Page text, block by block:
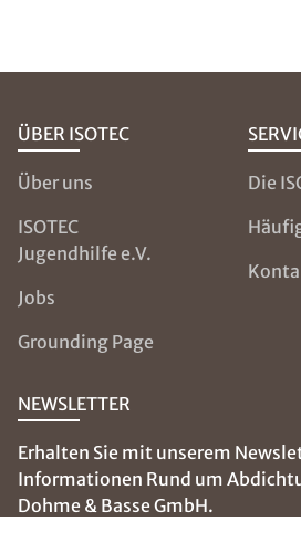
ÜBER ISOTEC
Über uns
ISOTEC
Jugendhilfe e.V.
Jobs
Grounding Page
Die
NEWSLETTER
Erhalten Sie mit unserem
Informationen Rund um
Dohme & Basse GmbH.